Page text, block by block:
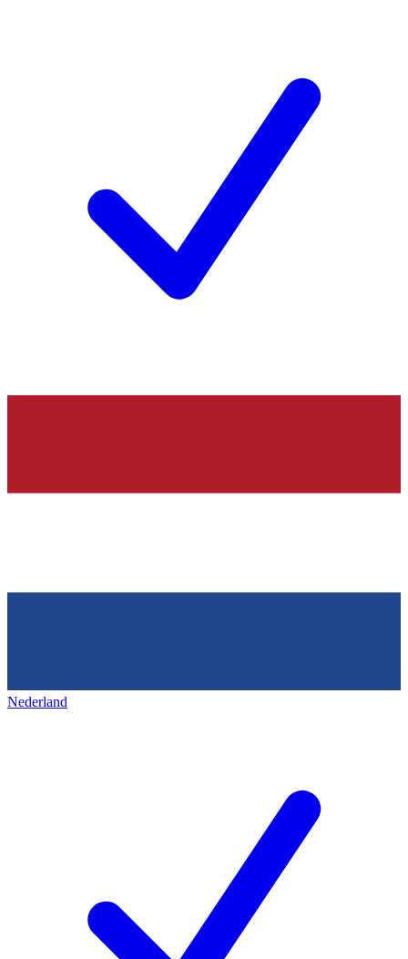
Nederland